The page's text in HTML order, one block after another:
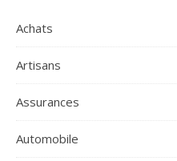
Achats
Artisans
Assurances
Automobile